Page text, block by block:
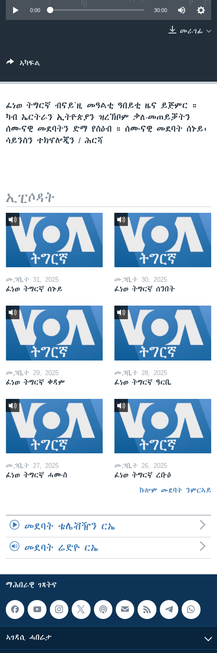
ቂሔ ጽልሚ
ቋንቋታት
0:00 30:00
መራገፊ
ኣካፍል
ፈነወ ትግርኛ ብናይ`ዚ መዓልቲ ዓበይቲ ዜና ይጅምር ።
ካብ ኤርትራን ኢትዮጵያን ዝረኽቦም ቃለ-መጠይቓትን
ሰሙናዊ መደባትን ድማ የስዕብ ። ሰሙናዊ መደባት ሰኑይ፡
ሳይንስን ተክኖሎጂን / ሕርሻ
ኢፒሶዳት
መጋቢት 31, 2025
ፈነወ ትግርኛ ሰኑይ
መጋቢት 30, 2025
ፈነወ ትግርኛ ሰንበት
መጋቢት 29, 2025
ፈነወ ትግርኛ ቀዳም
መጋቢት 28, 2025
ፈነወ ትግርኛ ዓርቢ
መጋቢት 27, 2025
ፈነወ ትግርኛ ሓሙስ
መጋቢት 26, 2025
ፈነወ ትግርኛ ረቡዕ
ኩሎም መደባት ንምርኣይ
መደባት ቴሌቭዥን ርኤ
መደባት ሬድዮ ርኤ
ማሕበራዊ ገጻትና
ኣገዳሲ ሓበሬታ